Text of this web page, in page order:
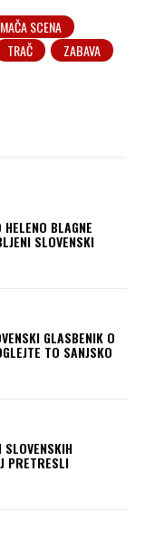
SCENA
TRAČ ZABAVA
BLAGNE
SLOVENSKI
GLASBENIK O
TO SANJSKO
PRETRESLI